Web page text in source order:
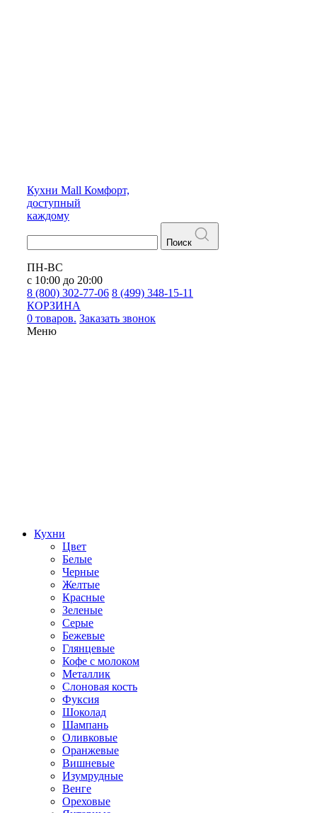
Кухни Mall Комфорт,
доступный
каждому
Поиск
ПН-ВС
с 10:00 до 20:00
8 (800) 302-77-06 8 (499) 348-15-11
КОРЗИНА
0 товаров. Заказать звонок
Меню
Кухни
Цвет
Белые
Черные
Желтые
Красные
Зеленые
Серые
Бежевые
Глянцевые
Кофе с молоком
Металлик
Слоновая кость
Фуксия
Шоколад
Шампань
Оливковые
Оранжевые
Вишневые
Изумрудные
Венге
Ореховые